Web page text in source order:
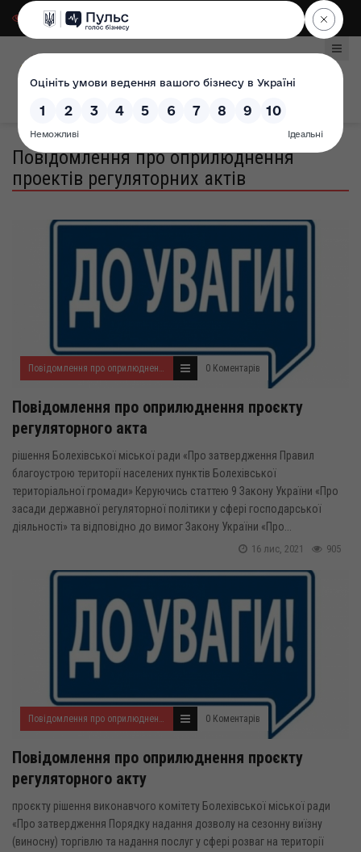
Для слабозорих|
Повідомлення про оприлюднення
проектів регуляторних актів
Повідомлення про оприлюднення проектів регуляторних актів 0 Коментарів
Повідомлення про оприлюднення проєкту
регуляторного акта
рішення Болехівської міської ради «Про затвердження Правил
благоустрою території населених пунктів Болехівської
територіальної громади» Керуючись статтею 9 Закону України «Про
засади державної регуляторної політики у сфері господарської
діяльності» та відповідно до вимог Закону України «Про...
905
16 лис, 2021
Повідомлення про оприлюднення проектів регуляторних актів 0 Коментарів
Повідомлення про оприлюднення проєкту
регуляторного акту
проєкту рішення виконавчого комітету Болехівської міської ради
«Про затвердження Порядку надання дозволу на сезонну виїзну
(виносну) торгівлю та надання послуг у сфері розваг на території